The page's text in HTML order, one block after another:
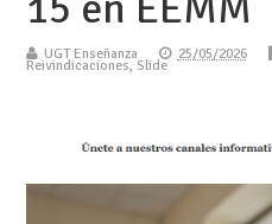
UGT Enseñanza 25/05/2026
Reivindicaciones, Slide